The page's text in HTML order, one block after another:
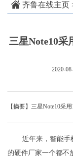
齐鲁在线主页
三星Note10采
2020-
【摘要】三星Note10采
近年来，智能手
的硬件厂家一个都不